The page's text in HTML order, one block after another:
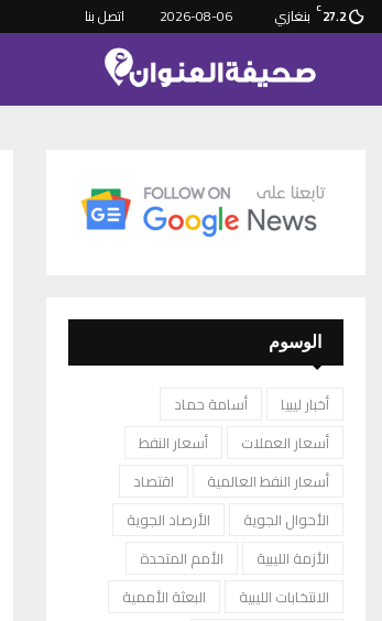
27.2
C بنغازي 2026-08-06 اتصل بنا
الوسوم
أخبار ليبيا
أسامة حماد
أسعار العملات
أسعار النفط
أسعار النفط العالمية
اقتصاد
الأحوال الجوية
الأرصاد الجوية
الأزمة الليبية
الأمم المتحدة
الانتخابات الليبية
البعثة الأممية